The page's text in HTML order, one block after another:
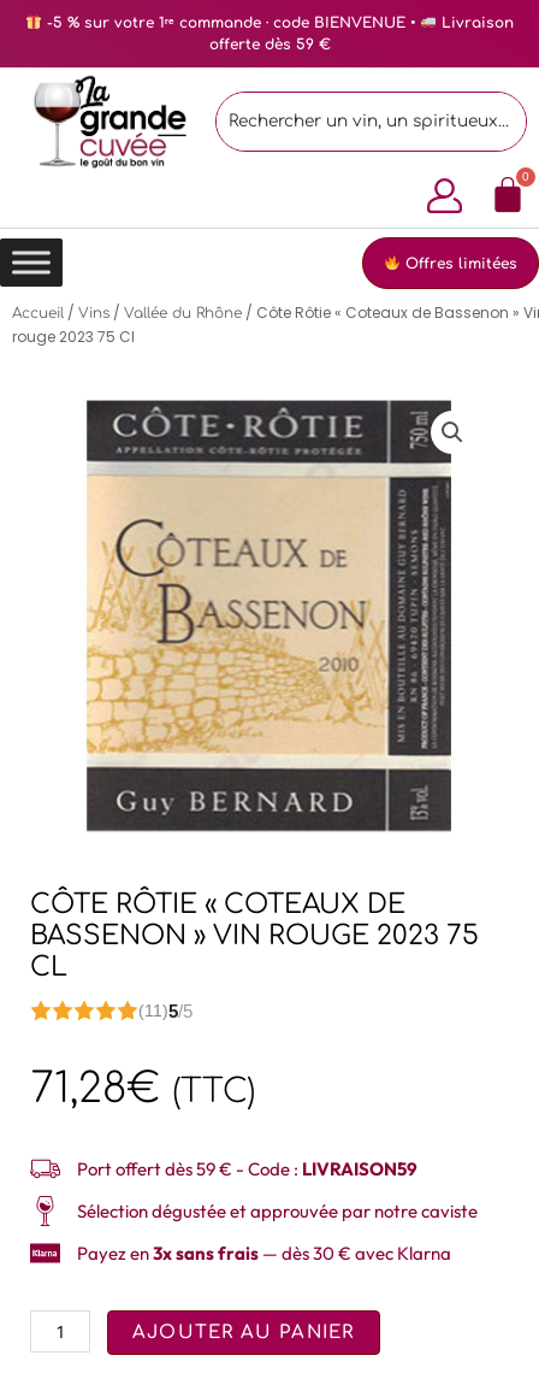
-5 % sur votre 1ʳᵉ commande · code BIENVENUE •
Livraison
offerte dès 59 €
Offres limitées
Accueil / Vins / Vallée du Rhône / Côte Rôtie « Coteaux de Bassenon »
rouge 2023 75 Cl
CÔTE RÔTIE « COTEAUX DE
BASSENON » VIN ROUGE 2023 75
CL
(11)5/5
71,28€ (TTC)
Port offert dès 59 € - Code : LIVRAISON59
Sélection dégustée et approuvée par notre caviste
Payez en3x sans frais — dès 30 € avec Klarna
AJOUTER AU PANIER